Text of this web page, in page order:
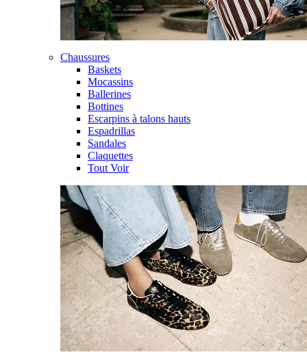
Chaussures
Baskets
Mocassins
Ballerines
Bottines
Escarpins à talons hauts
Espadrillas
Sandales
Claquettes
Tout Voir